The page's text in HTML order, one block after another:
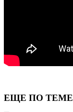
ЕЩЕ ПО ТЕМЕ